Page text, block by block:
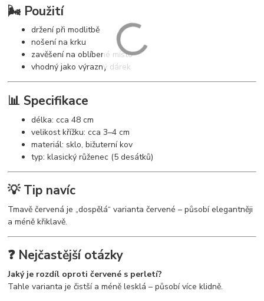
🌬️ Použití
držení při modlitbě
nošení na krku
zavěšení na oblíbené místo
vhodný jako výrazný dárek
📊 Specifikace
délka: cca 48 cm
velikost křížku: cca 3–4 cm
materiál: sklo, bižuterní kov
typ: klasický růženec (5 desátků)
💡 Tip navíc
Tmavě červená je „dospělá“ varianta červené – působí elegantněji
a méně křiklavě.
❓ Nejčastější otázky
Jaký je rozdíl oproti červené s perletí?
Tahle varianta je čistší a méně lesklá – působí více klidně.